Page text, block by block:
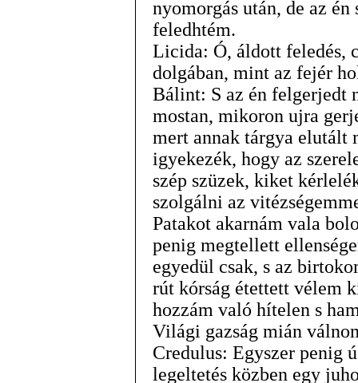
nyomorgás után, de az
feledhtém.
Licida: Ó, áldott feledés,
dolgában, mint az fejér
Bálint: S az én felgerjedt
mostan, mikoron ujra
mert annak tárgya elutált
igyekezék, hogy az
szép szüzek, kiket
szolgálni az
Patakot akarnám vala
penig megtellett
egyedül csak, s az
rút kórság étettett vélem
hozzám való hítelen s
Világi gazság mián
Credulus: Egyszer penig
legeltetés közben egy